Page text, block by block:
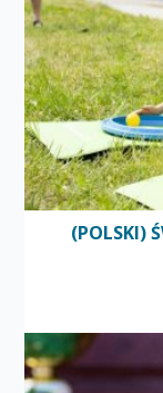
(POLSKI)